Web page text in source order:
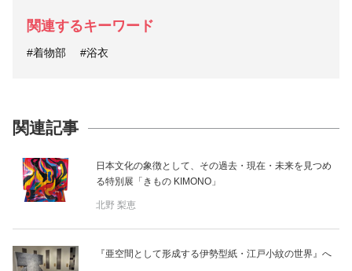
関連するキーワード
#着物部 #浴衣
関連記事
日本文化の象徴として、その過去・現在・未来を見つめ
る特別展「きもの KIMONO」
北野 梨恵
『亜空間として形成する伊勢型紙・江戸小紋の世界』へ